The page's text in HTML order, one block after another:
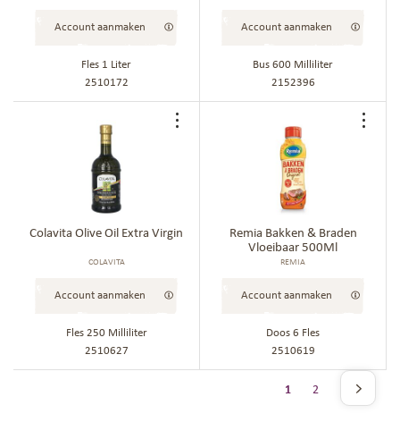
Account aanmaken
Fles 1 Liter
2510172
Account aanmaken
Bus 600 Milliliter
2152396
Colavita Olive Oil Extra Virgin
COLAVITA
Account aanmaken
bestellijst
Fles 250 Milliliter
2510627
Remia Bakken & Braden
Vloeibaar 500Ml
REMIA
Account aanmaken
Doos 6 Fles
2510619
U lees momenteel
1 Pagina
2 Pagina
Volgende